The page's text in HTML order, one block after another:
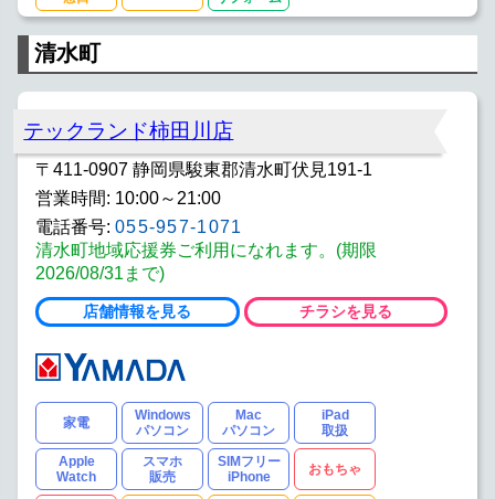
清水町
テックランド柿田川店
〒411-0907 静岡県駿東郡清水町伏見191-1
営業時間: 10:00～21:00
電話番号: 055-957-1071
清水町地域応援券ご利用になれます。(期限
2026/08/31まで)
店舗情報を見る チラシを見る
家電
Windows
パソコン
Mac
パソコン
iPad
取扱
Apple
Watch
スマホ
販売
SIMフリー
iPhone
おもちゃ